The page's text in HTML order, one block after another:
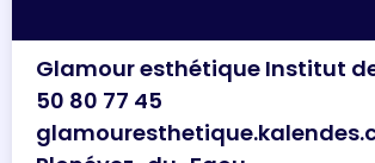
Glamour esthétique Institut
50 80 77 45